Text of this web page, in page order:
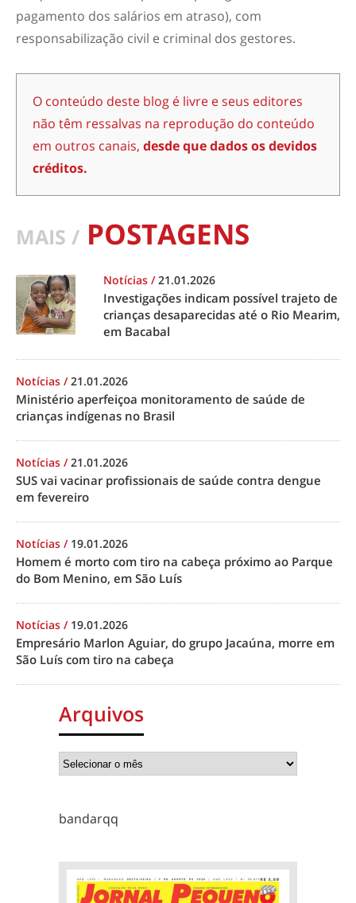
pagamento dos salários em atraso), com
responsabilização civil e criminal dos gestores.
O conteúdo deste blog é livre e seus editores
não têm ressalvas na reprodução do conteúdo
em outros canais, desde que dados os devidos
créditos.
MAIS / POSTAGENS
Notícias /21.01.2026
Investigações indicam possível trajeto de
crianças desaparecidas até o Rio Mearim,
em Bacabal
Notícias /21.01.2026
Ministério aperfeiçoa monitoramento de saúde de
crianças indígenas no Brasil
Notícias /21.01.2026
SUS vai vacinar profissionais de saúde contra dengue
em fevereiro
Notícias / 19.01.2026
Homem é morto com tiro na cabeça próximo ao Parque
do Bom Menino, em São Luís
Notícias / 19.01.2026
Empresário Marlon Aguiar, do grupo Jacaúna, morre em
São Luís com tiro na cabeça
Arquivos
bandarqq